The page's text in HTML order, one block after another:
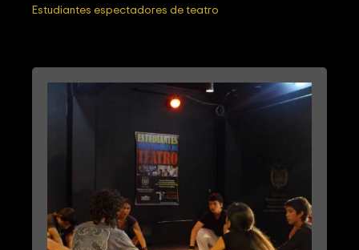
Estudiantes espectadores de teatro